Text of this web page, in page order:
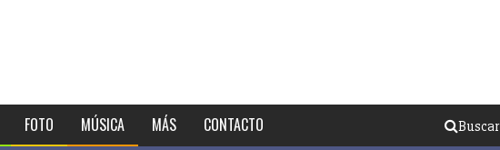
FOTO MÚSICA MÁS CONTACTO Buscar